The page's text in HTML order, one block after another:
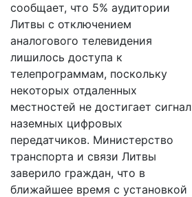
сообщает, что 5% аудитории
Литвы с отключением
аналогового телевидения
лишилось доступа к
телепрограммам, поскольку
некоторых отдаленных
местностей не достигает сигнал
наземных цифровых
передатчиков. Министерство
транспорта и связи Литвы
заверило граждан, что в
ближайшее время с установкой